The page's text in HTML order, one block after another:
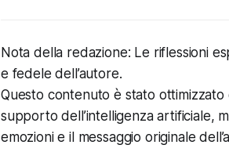
Nota della redazione: Le riflessioni
e fedele dell’autore.
Questo contenuto è stato ottimizzato
supporto dell’intelligenza artificiale,
emozioni e il messaggio originale